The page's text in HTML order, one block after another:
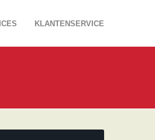
KLANTENSERVICE